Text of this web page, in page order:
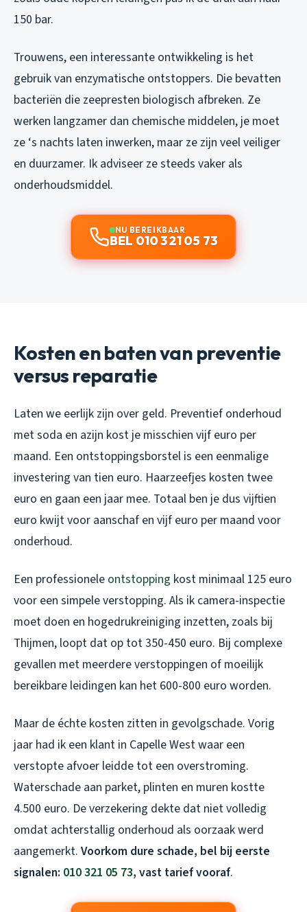
150 bar.
Trouwens, een interessante ontwikkeling is het
gebruik van enzymatische ontstoppers. Die bevatten
bacteriën die zeepresten biologisch afbreken. Ze
werken langzamer dan chemische middelen, je moet
ze ‘s nachts laten inwerken, maar ze zijn veel veiliger
en duurzamer. Ik adviseer ze steeds vaker als
onderhoudsmiddel.
NU BEREIKBAAR
BEL 010 321 05 73
Kosten en baten van preventie
versus reparatie
Laten we eerlijk zijn over geld. Preventief onderhoud
met soda en azijn kost je misschien vijf euro per
maand. Een ontstoppingsborstel is een eenmalige
investering van tien euro. Haarzeefjes kosten twee
euro en gaan een jaar mee. Totaal ben je dus vijftien
euro kwijt voor aanschaf en vijf euro per maand voor
onderhoud.
Een professionele ontstopping kost minimaal 125 euro
voor een simpele verstopping. Als ik camera-inspectie
moet doen en hogedrukreiniging inzetten, zoals bij
Thijmen, loopt dat op tot 350-450 euro. Bij complexe
gevallen met meerdere verstoppingen of moeilijk
bereikbare leidingen kan het 600-800 euro worden.
Maar de échte kosten zitten in gevolgschade. Vorig
jaar had ik een klant in Capelle West waar een
verstopte afvoer leidde tot een overstroming.
Waterschade aan parket, plinten en muren kostte
4.500 euro. De verzekering dekte dat niet volledig
omdat achterstallig onderhoud als oorzaak werd
aangemerkt. Voorkom dure schade, bel bij eerste
signalen: 010 321 05 73, vast tarief vooraf.